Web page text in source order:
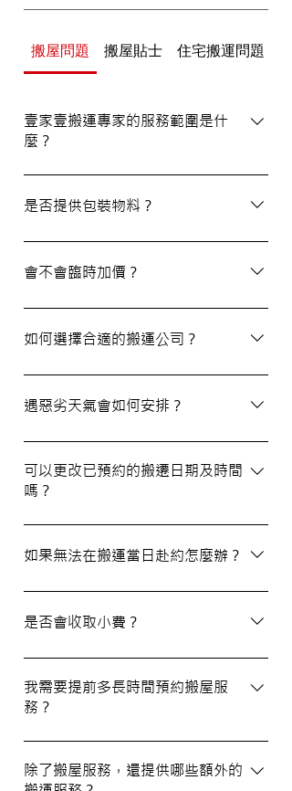
搬屋問題 搬屋貼士 住宅搬運問題
壹家壹搬運專家的服務範圍是什
麼？
壹家壹搬運專家的服務覆蓋港九及新界，無
論是一般搬屋服務還是商務搬遷，我們都能
是否提供包裝物料？
是的，我們會為客戶提供包裝物料。如有需
要，請隨時與我們的客戶服務員查詢。
會不會臨時加價？
我們的報價透明，會根據您提供的物品清單
提供合理預算，絕無隱藏費用。除非搬運當
約定的費用。
如何選擇合適的搬運公司？
選擇一間合適的搬運公司非常重要，建議您
選擇經驗豐富、提供專業服務且預算合理的
擇！
遇惡劣天氣會如何安排？
如搬屋當日遇上惡劣天氣，我們會提前與您
聯絡並安排改期。具體安排如下： 黑色暴
雨或八號熱帶氣旋警告於早上十時前發出：
我們會即時更新安排。 工作時間內解除警
可以更改已預約的搬遷日期及時間
嗎？
如果需要更改或取消已預約的搬運服務，請
在預定搬運日期前至少兩個工作日的下午三
50%作為行政費。
如果無法在搬運當日赴約怎麼辦？
若您無法在搬運當日赴約，請至少提前兩個
工作日的下午三時通知我們，否則我們將有
是否會收取小費？
我們不會向客戶索取小費，但客戶可自願性
地為搬運團隊作獎賞，以表達對我們服務的
滿意。
我需要提前多長時間預約搬屋服
務？
我們建議您在搬屋前一至三星期預約搬運日
期及時間，特別是在熱門的週末，以確保我
除了搬屋服務，還提供哪些額外的